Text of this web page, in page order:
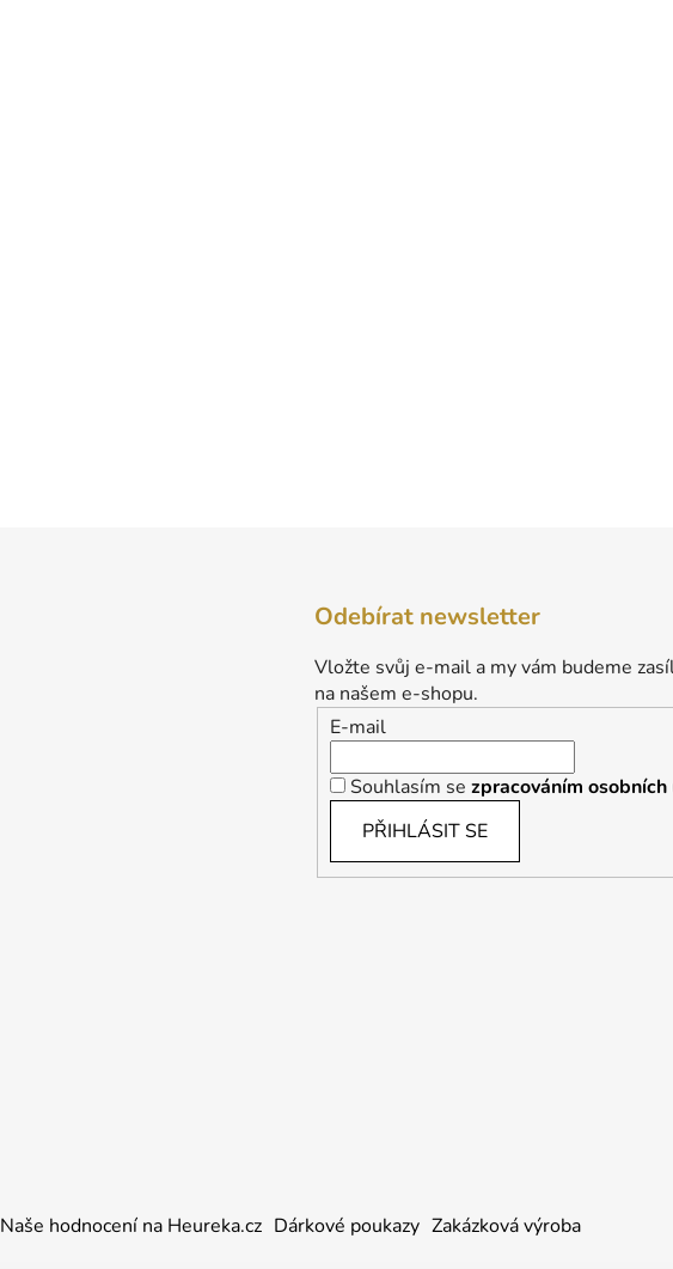
Odebírat newsletter
Vložte svůj e-mail a my vám budeme
na našem e-shopu.
E-mail
Souhlasím se zpracováním osobních
PŘIHLÁSIT SE
Naše hodnocení na Heureka.cz Dárkové poukazy Zakázková výroba